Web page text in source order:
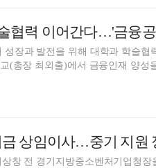
장과 발전을 위해 대학과 학술협
(총장 최외출)에서 금융인재 양성
창 전 경기지방중소벤처기업청장